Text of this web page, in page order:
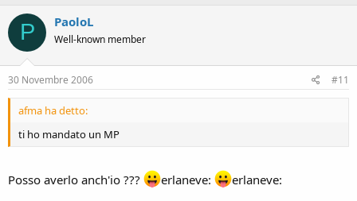
P PaoloL
Well-known member
30 Novembre 2006 #11
afma ha detto:
ti ho mandato un MP
Posso averlo anch'io ??? erlaneve: erlaneve: